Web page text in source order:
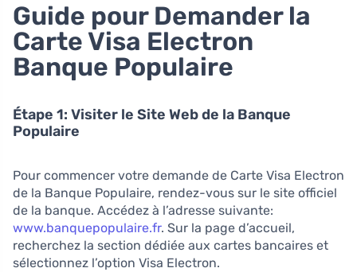
Guide pour Demander la
Carte Visa Electron
Banque Populaire
Étape 1: Visiter le Site Web de la Banque
Populaire
Pour commencer votre demande de Carte Visa Electron
de la Banque Populaire, rendez-vous sur le site officiel
de la banque. Accédez à l’adresse suivante:
www.banquepopulaire.fr. Sur la page d’accueil,
recherchez la section dédiée aux cartes bancaires et
sélectionnez l’option Visa Electron.